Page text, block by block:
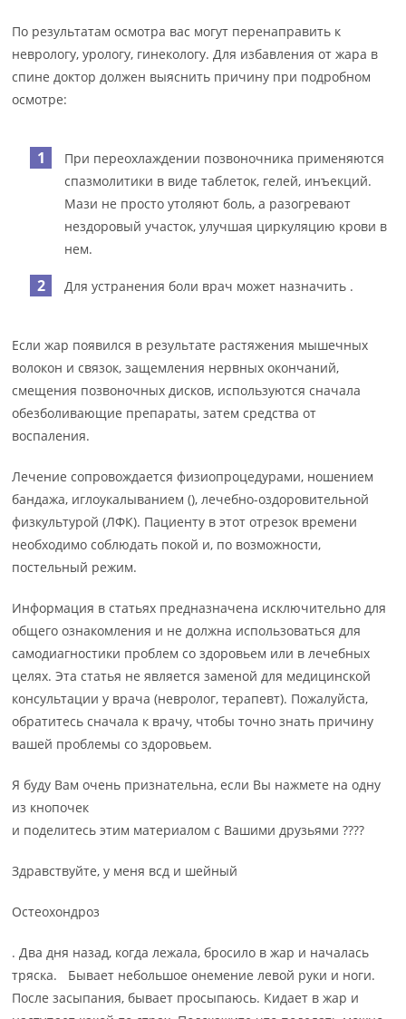
По результатам осмотра вас могут перенаправить к
неврологу, урологу, гинекологу. Для избавления от жара в
спине доктор должен выяснить причину при подробном
осмотре:
При переохлаждении позвоночника применяются
спазмолитики в виде таблеток, гелей, инъекций.
Мази не просто утоляют боль, а разогревают
нездоровый участок, улучшая циркуляцию крови в
нем.
Для устранения боли врач может назначить .
Если жар появился в результате растяжения мышечных
волокон и связок, защемления нервных окончаний,
смещения позвоночных дисков, используются сначала
обезболивающие препараты, затем средства от
воспаления.
Лечение сопровождается физиопроцедурами, ношением
бандажа, иглоукалыванием (), лечебно-оздоровительной
физкультурой (ЛФК). Пациенту в этот отрезок времени
необходимо соблюдать покой и, по возможности,
постельный режим.
Информация в статьях предназначена исключительно для
общего ознакомления и не должна использоваться для
самодиагностики проблем со здоровьем или в лечебных
целях. Эта статья не является заменой для медицинской
консультации у врача (невролог, терапевт). Пожалуйста,
обратитесь сначала к врачу, чтобы точно знать причину
вашей проблемы со здоровьем.
Я буду Вам очень признательна, если Вы нажмете на одну
из кнопочек
и поделитесь этим материалом с Вашими друзьями ????
Здравствуйте, у меня всд и шейный
Остеохондроз
. Два дня назад, когда лежала, бросило в жар и началась
тряска. Бывает небольшое онемение левой руки и ноги.
После засыпания, бывает просыпаюсь. Кидает в жар и